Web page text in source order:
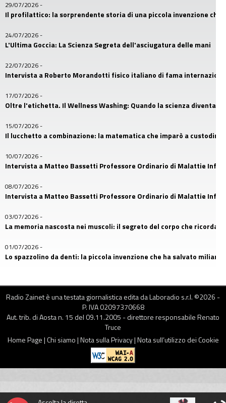
29/07/2026-
Il profilattico: la sorprendente storia di una piccola invenzione
24/07/2026-
L'Ultima Goccia: La Scienza Segreta dell'asciugatura delle mani
22/07/2026-
Intervista a Roberto Morandotti fisico italiano di fama
17/07/2026-
Oltre l'etichetta. Il Wellness Washing: Quando la scienza diventa
15/07/2026-
Il lucchetto a combinazione: la matematica che imparò a custodire
10/07/2026-
Intervista a Matteo Bassetti Professore Ordinario di Malattie
08/07/2026-
Intervista a Matteo Bassetti Professore Ordinario di Malattie
03/07/2026-
La memoria nascosta nei muscoli: il segreto del corpo che ricorda
01/07/2026-
Lo spazzolino da denti: la piccola invenzione che ha salvato
Il primo amico dell’uomo: la storia nascosta nel DNA dei cani
Franco Della Bella, uno dei protagonisti più riconoscibili di
17/06/2026-
Occhiali: quando l’umanità imparò a vedere davvero
12/06/2026-
10/06/2026 -
Radio Zainet è una testata giornalistica edita da Laboradio s.r.l. ©2026 -
P. IVA 02097370668
Aut. trib. di Aosta n. 15 del 09.11.2005 - direttore responsabile Renato
Truce
Home Page|Chi siamo|Nota sulla Privacy|Nota sull’utilizzo dei Cookie